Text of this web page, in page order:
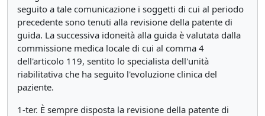
seguito a tale comunicazione i soggetti di cui al periodo
precedente sono tenuti alla revisione della patente di
guida. La successiva idoneità alla guida è valutata dalla
commissione medica locale di cui al comma 4
dell'articolo 119, sentito lo specialista dell'unità
riabilitativa che ha seguito l'evoluzione clinica del
paziente.
1-ter. È sempre disposta la revisione della patente di